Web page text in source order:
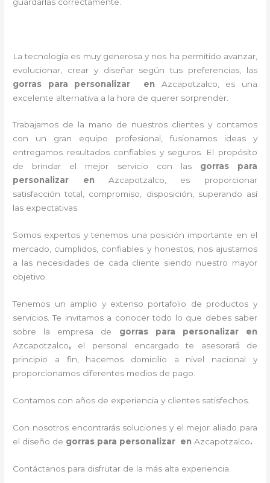
La tecnología es muy generosa y nos ha permitido avanzar,
evolucionar, crear y diseñar según tus preferencias, las
gorras para personalizar en Azcapotzalco , es una
excelente alternativa a la hora de querer sorprender.
Trabajamos de la mano de nuestros clientes y contamos
con un gran equipo profesional, fusionamos ideas y
entregamos resultados confiables y seguros. El propósito
de brindar el mejor servicio con las gorras para
personalizar
enAzcapotzalco, es proporcionar
satisfacción total, compromiso, disposición, superando así
las expectativas.
Somos expertos y tenemos una posición importante en el
mercado, cumplidos, confiables y honestos, nos ajustamos
a las necesidades de cada cliente siendo nuestro mayor
objetivo.
Tenemos un amplio y extenso portafolio de productos y
servicios. Te invitamos a conocer todo lo que debes saber
sobre la empresa de gorras para personalizar
en
Azcapotzalco, el personal encargado te asesorará de
principio a fin, hacemos domicilio a nivel nacional y
proporcionamos diferentes medios de pago.
Contamos con años de experiencia y clientes satisfechos.
Con nosotros encontrarás soluciones y el mejor aliado para
el diseño de gorras para personalizar enAzcapotzalco.
Contáctanos para disfrutar de la más alta experiencia.